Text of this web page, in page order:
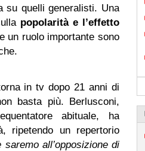
su quelli generalisti. Una
popolarità e l’effetto
un ruolo importante sono
in tv dopo 21 anni di
basta più. Berlusconi,
abituale, ha
ripetendo un repertorio
all’opposizione di